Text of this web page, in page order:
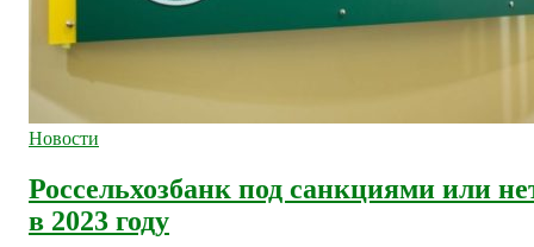
Новости
Россельхозбанк под санкциями или
в 2023 году